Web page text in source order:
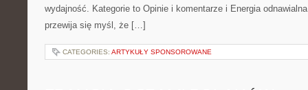
wydajność. Kategorie to Opinie i komentarze i Energia
przewija się myśl, że […]
CATEGORIES: ARTYKUŁY SPONSOROWANE